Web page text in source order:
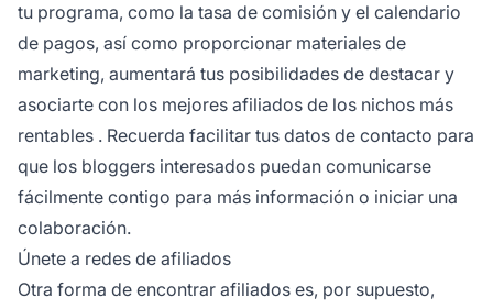
tu programa, como la tasa de comisión y el calendario
de pagos, así como proporcionar materiales de
marketing, aumentará tus posibilidades de destacar y
asociarte con los mejores afiliados de los nichos más
rentables . Recuerda facilitar tus datos de contacto para
que los bloggers interesados puedan comunicarse
fácilmente contigo para más información o iniciar una
colaboración.
Únete a redes de afiliados
Otra forma de encontrar afiliados es, por supuesto,